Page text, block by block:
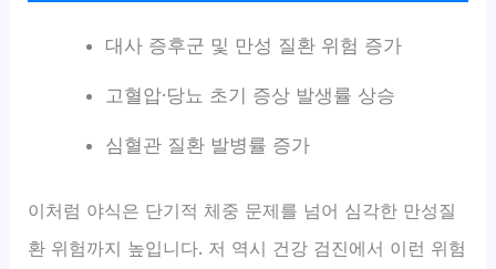
대사 증후군 및 만성 질환 위험 증가
고혈압·당뇨 초기 증상 발생률 상승
심혈관 질환 발병률 증가
이처럼 야식은 단기적 체중 문제를 넘어 심각한 만성질
환 위험까지 높입니다. 저 역시 건강 검진에서 이런 위험